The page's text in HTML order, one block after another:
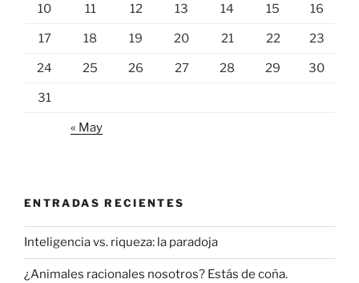
10 11 12 13 14 15 16
17 18 19 20 21 22 23
24 25 26 27 28 29 30
31
« May
ENTRADAS RECIENTES
Inteligencia vs. riqueza: la paradoja
¿Animales racionales nosotros? Estás de coña.